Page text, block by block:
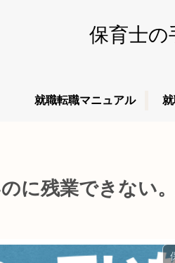
保育士の
就職転職マニュアル
に残業できない